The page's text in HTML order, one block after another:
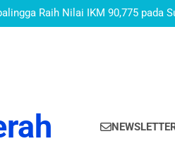
Pelayanan Publik yang Baik
Raih Nilai IKM 90,775 pada
Masyarakat
PBB-P2 Untuk